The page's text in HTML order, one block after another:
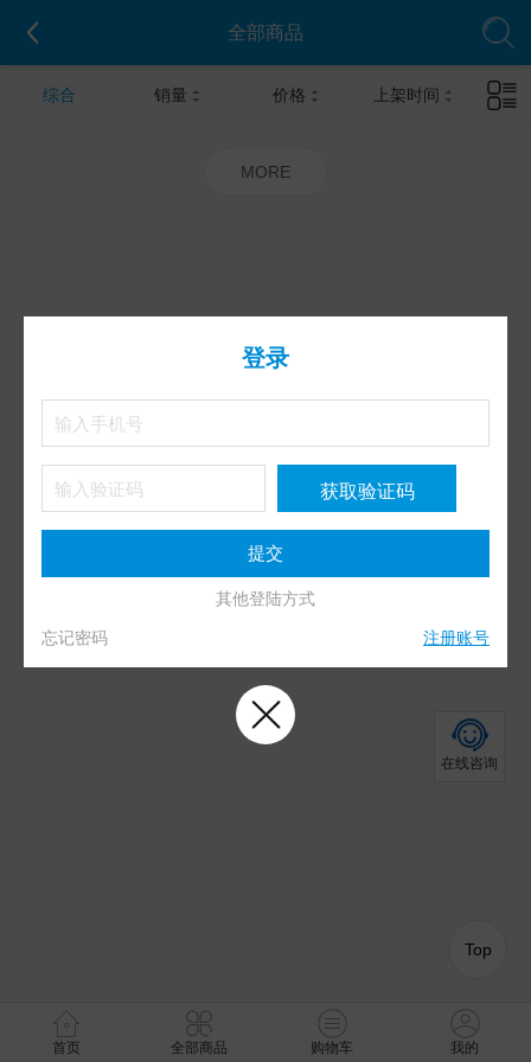
全部商品
综合 销量 价格 上架时间
Top
MORE
登录
其他登陆方式
注册账号
忘记密码
首页 全部商品 购物车 我的
在线咨询